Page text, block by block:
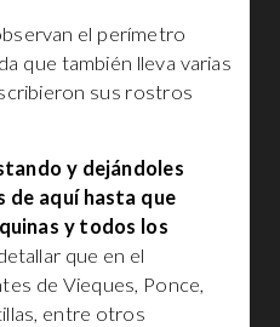
el perímetro
que también lleva varias
sus rostros
y dejándoles
de aquí hasta que
y todos los
que en el
de Vieques, Ponce,
entre otros